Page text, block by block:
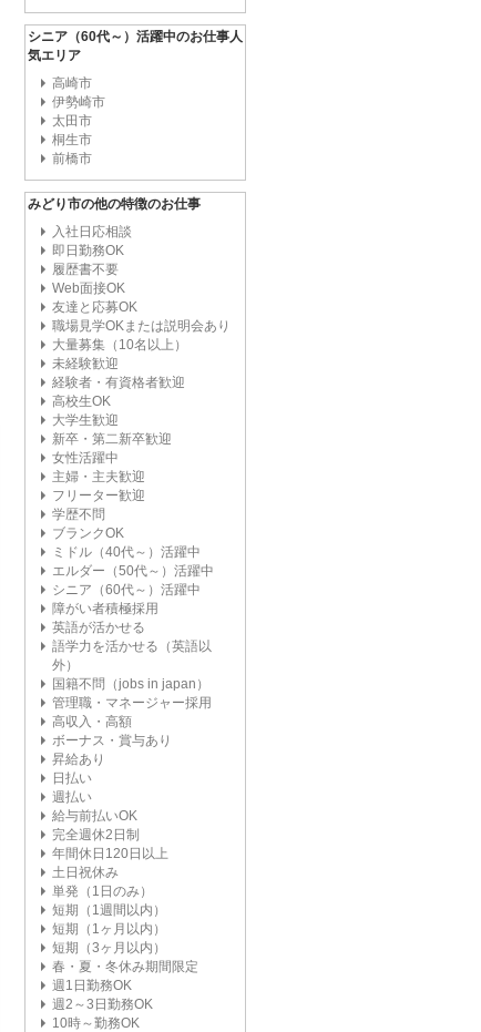
シニア（60代～）活躍中のお仕事人
気エリア
高崎市
伊勢崎市
太田市
桐生市
前橋市
みどり市の他の特徴のお仕事
入社日応相談
即日勤務OK
履歴書不要
Web面接OK
友達と応募OK
職場見学OKまたは説明会あり
大量募集（10名以上）
未経験歓迎
経験者・有資格者歓迎
高校生OK
大学生歓迎
新卒・第二新卒歓迎
女性活躍中
主婦・主夫歓迎
フリーター歓迎
学歴不問
ブランクOK
ミドル（40代～）活躍中
エルダー（50代～）活躍中
シニア（60代～）活躍中
障がい者積極採用
英語が活かせる
語学力を活かせる（英語以
外）
国籍不問（jobs in japan）
管理職・マネージャー採用
高収入・高額
ボーナス・賞与あり
昇給あり
日払い
週払い
給与前払いOK
完全週休2日制
年間休日120日以上
土日祝休み
単発（1日のみ）
短期（1週間以内）
短期（1ヶ月以内）
短期（3ヶ月以内）
春・夏・冬休み期間限定
週1日勤務OK
週2～3日勤務OK
10時～勤務OK